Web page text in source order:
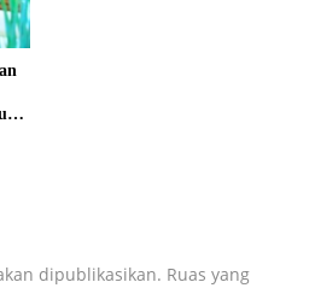
dipublikasikan. Ruas yang